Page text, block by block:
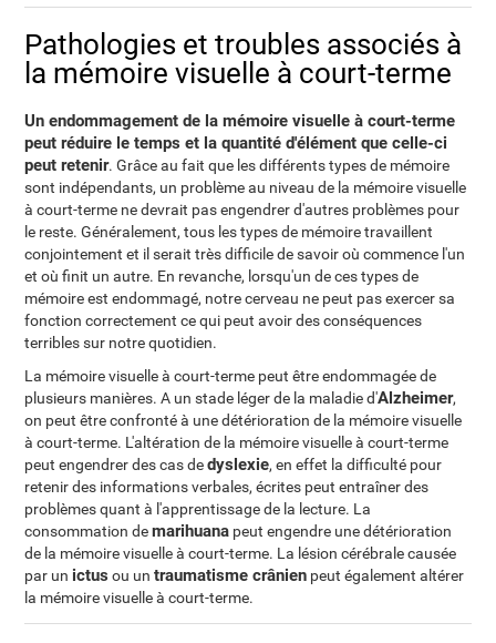
Pathologies et troubles associés à
la mémoire visuelle à court-terme
Un endommagement de la mémoire visuelle à court-terme
peut réduire le temps et la quantité d'élément que celle-ci
peut retenir. Grâce au fait que les différents types de mémoire
sont indépendants, un problème au niveau de la mémoire visuelle
à court-terme ne devrait pas engendrer d'autres problèmes pour
le reste. Généralement, tous les types de mémoire travaillent
conjointement et il serait très difficile de savoir où commence l'un
et où finit un autre. En revanche, lorsqu'un de ces types de
mémoire est endommagé, notre cerveau ne peut pas exercer sa
fonction correctement ce qui peut avoir des conséquences
terribles sur notre quotidien.
La mémoire visuelle à court-terme peut être endommagée de
plusieurs manières. A un stade léger de la maladie d'Alzheimer,
on peut être confronté à une détérioration de la mémoire visuelle
à court-terme. L'altération de la mémoire visuelle à court-terme
peut engendrer des cas dedyslexie, en effet la difficulté pour
retenir des informations verbales, écrites peut entraîner des
problèmes quant à l'apprentissage de la lecture. La
consommation demarihuana peut engendre une détérioration
de la mémoire visuelle à court-terme. La lésion cérébrale causée
par un ictus ou untraumatisme crânien peut également altérer
la mémoire visuelle à court-terme.